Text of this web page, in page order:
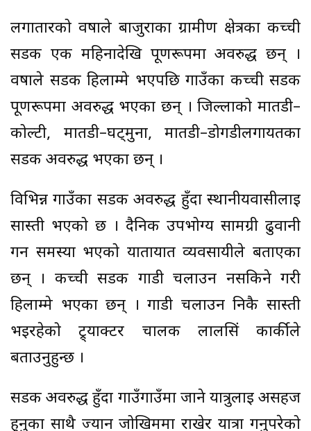
लगातारको वर्षाले बाजुराका ग्रामीण क्षेत्रका कच्ची
सडक एक महिनादेखि पूर्णरूपमा अवरुद्ध छन् ।
वर्षाले सडक हिलाम्मे भएपछि गाउँका कच्ची सडक
पूर्णरूपमा अवरुद्ध भएका छन् । जिल्लाको मार्तडी–
कोल्टी, मार्तडी–घट्मुना, मार्तडी–डोगडीलगायतका
सडक अवरुद्ध भएका छन् ।
विभिन्न गाउँका सडक अवरुद्ध हुँदा स्थानीयवासीलाई
सास्ती भएको छ । दैनिक उपभोग्य सामग्री ढुवानी
गर्न समस्या भएको यातायात व्यवसायीले बताएका
छन् । कच्ची सडक गाडी चलाउन नसकिने गरी
हिलाम्मे भएका छन् । गाडी चलाउन निकै सास्ती
भइरहेको ट्र्याक्टर चालक लालसिं कार्कीले
बताउनुहुन्छ ।
सडक अवरुद्ध हुँदा गाउँगाउँमा जाने यात्रुलाई असहज
हुनुका साथै ज्यान जोखिममा राखेर यात्रा गर्नुपरेको